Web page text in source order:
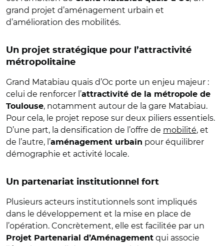
grand projet d’aménagement urbain et
d’amélioration des mobilités.
Un projet stratégique pour l’attractivité
métropolitaine
Grand Matabiau quais d’Oc porte un enjeu majeur :
celui de renforcer l’attractivité de la métropole de
Toulouse, notamment autour de la gare Matabiau.
Pour cela, le projet repose sur deux piliers essentiels.
D’une part, la densification de l’offre de mobilité, et
de l’autre, l’aménagement urbain pour équilibrer
démographie et activité locale.
Un partenariat institutionnel fort
Plusieurs acteurs institutionnels sont impliqués
dans le développement et la mise en place de
l’opération. Concrètement, elle est facilitée par un
Projet Partenarial d’Aménagement qui associe